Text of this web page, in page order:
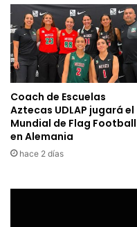
Coach de Escuelas
Aztecas UDLAP jugará el
Mundial de Flag Football
en Alemania
hace 2 días